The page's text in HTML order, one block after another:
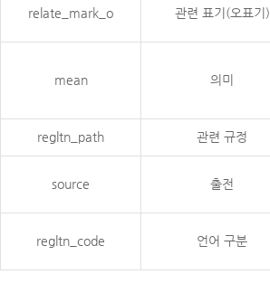
relate_mark_o 관련 표기(오표기)
mean 의미
regltn_path 관련 규정
source 출전
regltn_code 언어 구분